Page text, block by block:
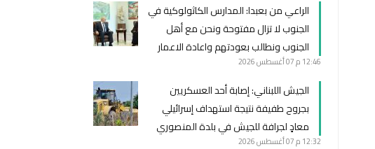
الراعي من بعبدا: المدارس الكاثولوكية في
الجنوب لا تزال مفتوحة ونحن مع أهل
الجنوب ونطالب بعودتهم واعادة الاعمار
12:46 م 07 أغسطس 2026
الجيش اللبناني: ‏إصابة أحد العسكريين
بجروح طفيفة نتيجة استهداف إسرائيلي
معادٍ لجرافة للجيش في بلدة المنصوري
12:32 م 07 أغسطس 2026